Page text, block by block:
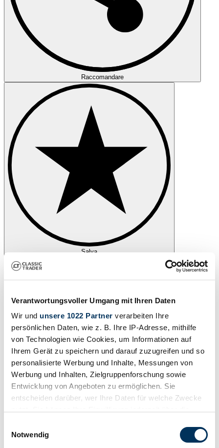
Verantwortungsvoller Umgang mit Ihren Daten
Wir und unsere 1022 Partner verarbeiten Ihre
persönlichen Daten, wie z. B. Ihre IP-Adresse, mithilfe
von Technologien wie Cookies, um Informationen auf
Ihrem Gerät zu speichern und darauf zuzugreifen und so
personalisierte Werbung und Inhalte, Messungen von
Werbung und Inhalten, Zielgruppenforschung sowie
Entwicklung von Angeboten zu ermöglichen. Sie
entscheiden darüber, wer Ihre Daten für welche Zwecke
Trigger Symbol ändern oder widerrufen
Notwendig
Raccomandare
Salva